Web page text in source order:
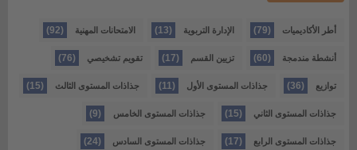
أطر الأكاديميات (79) الإدارة التربوية (13) الامتحانات المهنية (92)
أنشطة مندمجة (60) تزيين القسم (17) تقويم تشخيصي (76)
توازيع (36) جذاذات المستوى الأول (11) جذاذات المستوى الثالث (15)
جذاذات المستوى الثاني (15) جذاذات المستوى الخامس (9)
جذاذات المستوى الرابع (17) جذاذات المستوى السادس (24)